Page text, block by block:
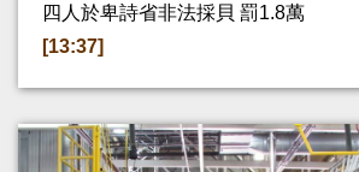
四人於卑詩省非法採貝 罰1.8萬
[13:37]